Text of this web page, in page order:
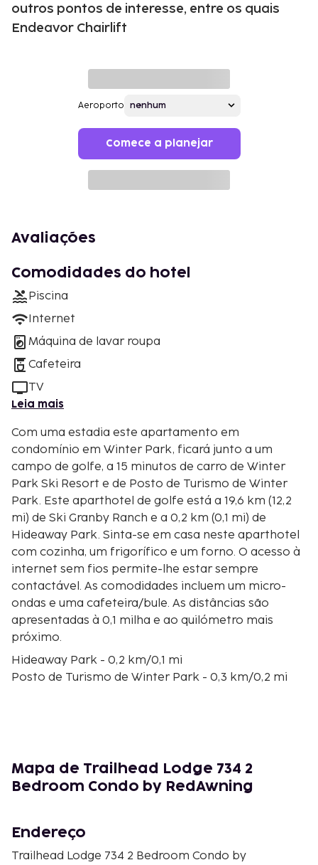
outros pontos de interesse, entre os quais
Endeavor Chairlift
Aeroporto
Comece a planejar
Avaliações
Comodidades do hotel
Piscina
Internet
Máquina de lavar roupa
Cafeteira
TV
Leia mais
Com uma estadia este apartamento em
condomínio em Winter Park, ficará junto a um
campo de golfe, a 15 minutos de carro de Winter
Park Ski Resort e de Posto de Turismo de Winter
Park. Este aparthotel de golfe está a 19,6 km (12,2
mi) de Ski Granby Ranch e a 0,2 km (0,1 mi) de
Hideaway Park. Sinta-se em casa neste aparthotel
com cozinha, um frigorífico e um forno. O acesso à
internet sem fios permite-lhe estar sempre
contactável. As comodidades incluem um micro-
ondas e uma cafeteira/bule. As distâncias são
apresentadas à 0,1 milha e ao quilómetro mais
próximo.
Hideaway Park - 0,2 km/0,1 mi
Posto de Turismo de Winter Park - 0,3 km/0,2 mi
mi
Casa Museu Cozens Ranch - 1,9 km/1,2 mi
Moffat Tunnel West Portal - 4,7 km/2,9 mi
Amaze'n Maze Winter Park - 4,8 km/3 mi
The Fraser River Trail - 4,9 km/3 mi
Mapa de Trailhead Lodge 734 2
Bedroom Condo by RedAwning
Endereço
Trailhead Lodge 734 2 Bedroom Condo by